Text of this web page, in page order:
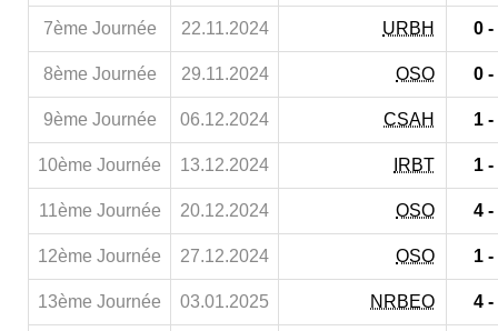
7ème Journée 22.11.2024 URBH 0 -
8ème Journée 29.11.2024 OSO 0 -
9ème Journée 06.12.2024 CSAH 1 -
10ème Journée 13.12.2024 IRBT 1 -
11ème Journée 20.12.2024 OSO 4 -
12ème Journée 27.12.2024 OSO 1 -
13ème Journée 03.01.2025 NRBEO 4 -